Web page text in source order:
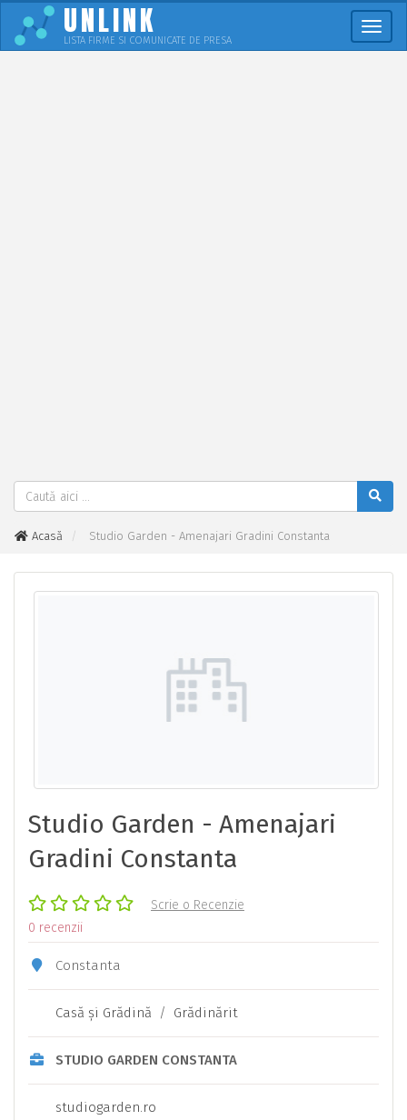
UNLINK
LISTA FIRME SI COMUNICATE DE PRESA
Acasă Studio Garden - Amenajari Gradini Constanta
Studio Garden - Amenajari
Gradini Constanta
Scrie o Recenzie
0 recenzii
Constanta
Casă şi Grădină / Grădinărit
STUDIO GARDEN CONSTANTA
studiogarden.ro